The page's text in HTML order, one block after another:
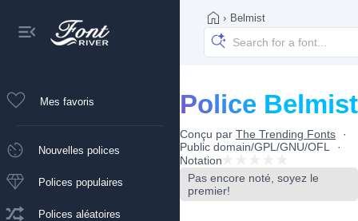
Mes favoris
Nouvelles polices
Polices populaires
Polices aléatoires
› Belmist
Police Belmist
Conçu par The Trending Fonts
Public domain/GPL/GNU/OFL
Notation
Pas encore noté, soyez le
premier!